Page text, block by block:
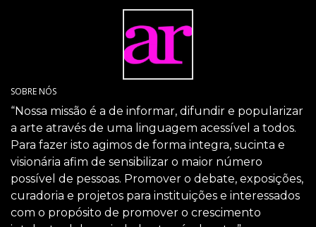
SOBRE NÓS
“Nossa missão é a de informar, difundir e popularizar
a arte através de uma linguagem acessível a todos.
Para fazer isto agimos de forma integra, sucinta e
visionária afim de sensibilizar o maior número
possível de pessoas. Promover o debate, exposições,
curadoria e projetos para instituições e interessados
com o propósito de promover o crescimento